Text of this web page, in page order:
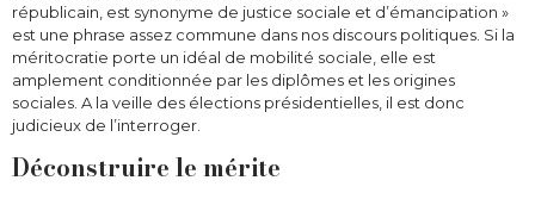
républicain, est synonyme de justice sociale et d’émancipation »
est une phrase assez commune dans nos discours politiques. Si la
méritocratie porte un idéal de mobilité sociale, elle est
amplement conditionnée par les diplômes et les origines
sociales. A la veille des élections présidentielles, il est donc
judicieux de l’interroger.
Déconstruire le mérite